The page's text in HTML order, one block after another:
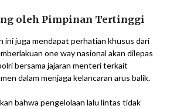
oleh Pimpinan Tertinggi
ini juga mendapat perhatian khusus dari
one way nasional akan dilepas
bersama jajaran menteri terkait
dalam menjaga kelancaran arus balik.
bahwa pengelolaan lalu lintas tidak